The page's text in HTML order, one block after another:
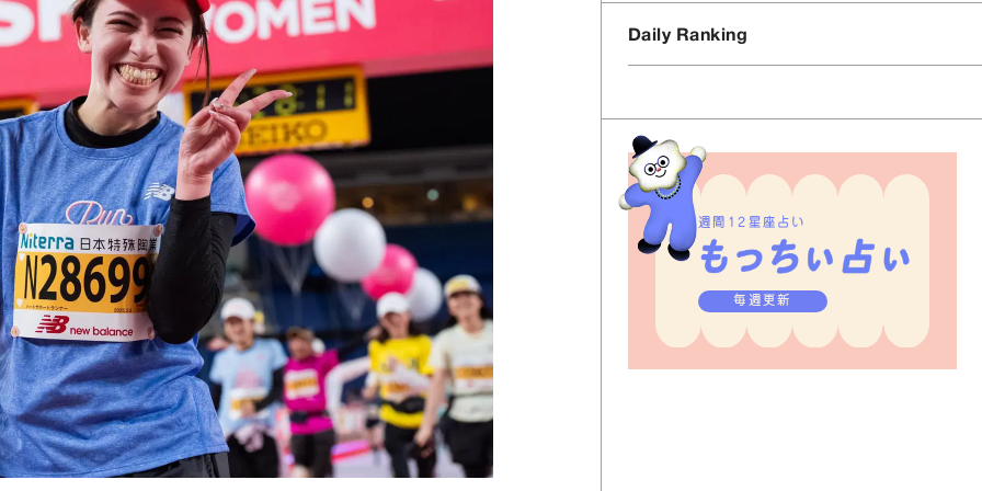
Daily Ranking
週間12星座占い
毎週更新